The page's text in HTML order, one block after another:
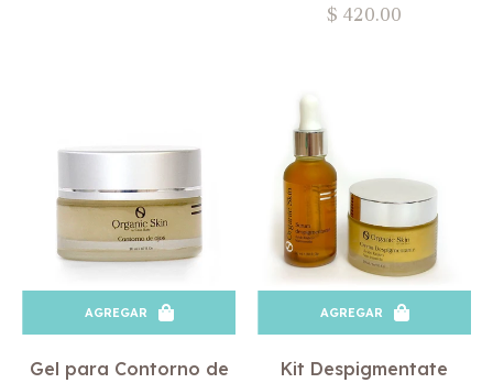
Precio
$ 420.00
AGREGAR
Gel para Contorno de
AGREGAR
Kit Despigmentate